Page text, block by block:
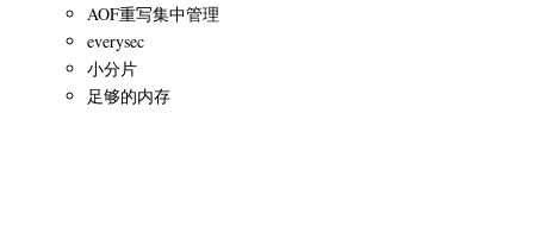
AOF重写集中管理
everysec
小分片
足够的内存